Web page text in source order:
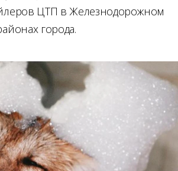
ЦТП в Железнодорожном
города.